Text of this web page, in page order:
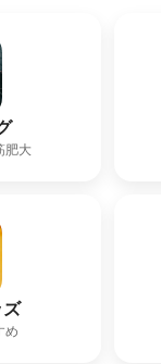
肥大
ズ
め